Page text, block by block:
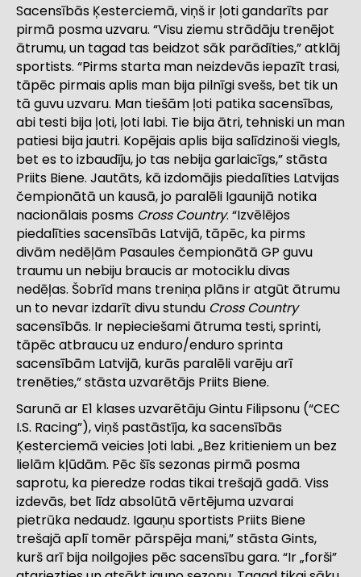
Sacensībās Ķesterciemā, viņš ir ļoti gandarīts par
pirmā posma uzvaru. “Visu ziemu strādāju trenējot
ātrumu, un tagad tas beidzot sāk parādīties,” atklāj
sportists. “Pirms starta man neizdevās iepazīt trasi,
tāpēc pirmais aplis man bija pilnīgi svešs, bet tik un
tā guvu uzvaru. Man tiešām ļoti patika sacensības,
abi testi bija ļoti, ļoti labi. Tie bija ātri, tehniski un man
patiesi bija jautri. Kopējais aplis bija salīdzinoši viegls,
bet es to izbaudīju, jo tas nebija garlaicīgs,” stāsta
Priits Biene. Jautāts, kā izdomājis piedalīties Latvijas
čempionātā un kausā, jo paralēli Igaunijā notika
nacionālais posms Cross Country. “Izvēlējos
piedalīties sacensībās Latvijā, tāpēc, ka pirms
divām nedēļām Pasaules čempionātā GP guvu
traumu un nebiju braucis ar motociklu divas
nedēļas. Šobrīd mans treniņa plāns ir atgūt ātrumu
un to nevar izdarīt divu stundu Cross Country
sacensībās. Ir nepieciešami ātruma testi, sprinti,
tāpēc atbraucu uz enduro/enduro sprinta
sacensībām Latvijā, kurās paralēli varēju arī
trenēties,” stāsta uzvarētājs Priits Biene.
Sarunā ar E1 klases uzvarētājuGintu Filipsonu (“CEC
I.S. Racing”), viņš pastāstīja, ka sacensībās
Ķesterciemā veicies ļoti labi. „Bez kritieniem un bez
lielām kļūdām. Pēc šīs sezonas pirmā posma
saprotu, ka pieredze rodas tikai trešajā gadā. Viss
izdevās, bet līdz absolūtā vērtējuma uzvarai
pietrūka nedaudz. Igauņu sportists Priits Biene
trešajā aplī tomēr pārspēja mani,” stāsta Gints,
kurš arī bija noilgojies pēc sacensību gara. “Ir „forši”